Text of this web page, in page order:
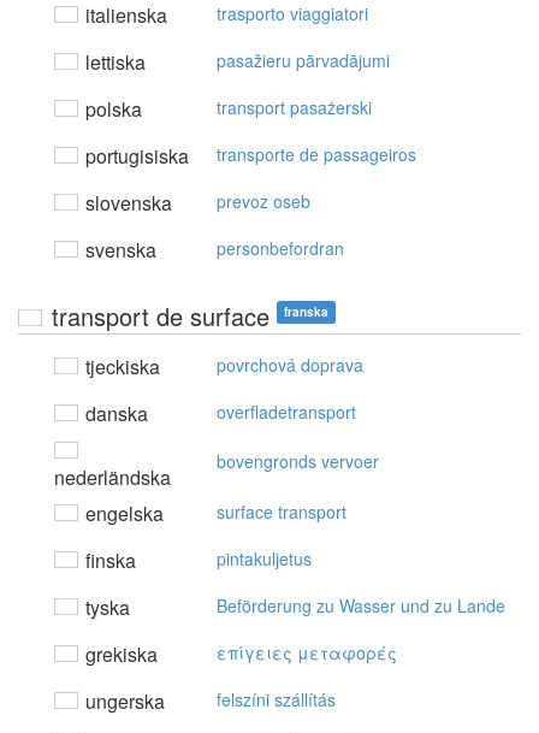
italienska trasporto viaggiatori
lettiska pasažieru pārvadājumi
polska transport pasażerski
portugisiska transporte de passageiros
slovenska prevoz oseb
svenska personbefordran
transport de surface franska
tjeckiska povrchová doprava
danska overfladetransport
nederländska
bovengronds vervoer
engelska surface transport
finska pintakuljetus
tyska Beförderung zu Wasser und zu Lande
grekiska επίγειες μεταφoρές
ungerska felszíni szállítás